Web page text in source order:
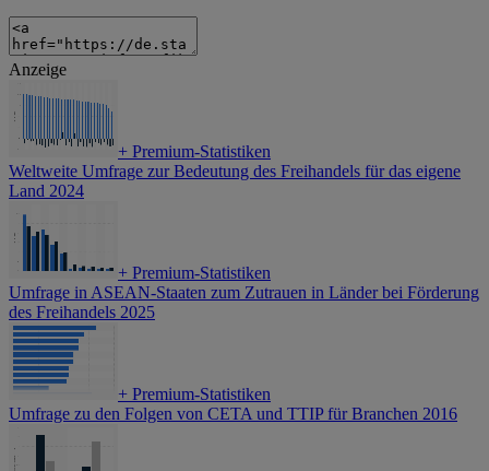
Anzeige
+ Premium-Statistiken
Weltweite Umfrage zur Bedeutung des Freihandels für das eigene
Land 2024
+ Premium-Statistiken
Umfrage in ASEAN-Staaten zum Zutrauen in Länder bei Förderung
des Freihandels 2025
+ Premium-Statistiken
Umfrage zu den Folgen von CETA und TTIP für Branchen 2016